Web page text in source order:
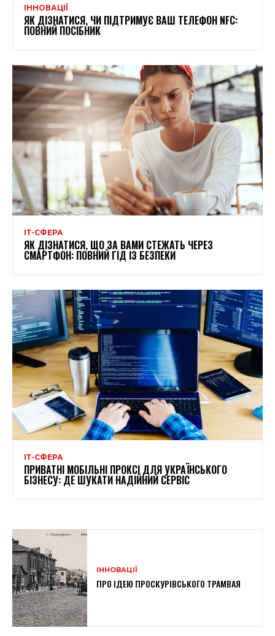
ІННОВАЦІЇ
ЯК ДІЗНАТИСЯ, ЧИ ПІДТРИМУЄ ВАШ ТЕЛЕФОН NFC:
ПОВНИЙ ПОСІБНИК
ІТ-СФЕРА
ЯК ДІЗНАТИСЯ, ЩО ЗА ВАМИ СТЕЖАТЬ ЧЕРЕЗ
СМАРТФОН: ПОВНИЙ ГІД ІЗ БЕЗПЕКИ
ІТ-СФЕРА
ПРИВАТНІ МОБІЛЬНІ ПРОКСІ ДЛЯ УКРАЇНСЬКОГО
БІЗНЕСУ: ДЕ ШУКАТИ НАДІЙНИЙ СЕРВІС
ІННОВАЦІЇ
ПРО ІДЕЮ ПРОСКУРІВСЬКОГО ТРАМВАЯ